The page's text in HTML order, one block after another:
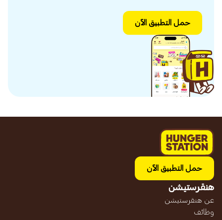
حمل التطبيق الآن
حمل التطبيق الآن
هنقرستيشن
عن هنقرستيشن
وظائف